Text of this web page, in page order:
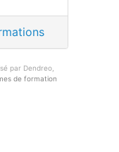
par Dendreo,
de formation